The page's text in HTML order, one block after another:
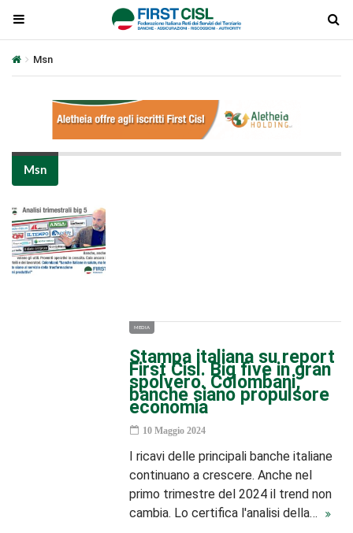
Msn
Msn
MEDIA
Stampa italiana su report
First Cisl. Big five in gran
spolvero. Colombani,
banche siano propulsore
economia
10 Maggio 2024
I ricavi delle principali banche italiane
continuano a crescere. Anche nel
primo trimestre del 2024 il trend non
cambia. Lo certifica l'analisi della…